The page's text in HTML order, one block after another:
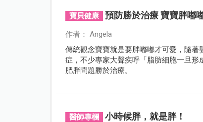
寶貝健康 預防勝於治療 寶寶胖嘟
作者： Angela
傳統觀念寶寶就是要胖嘟嘟才可愛，隨
症，不少專家大聲疾呼「脂肪細胞一旦
肥胖問題勝於治療。
醫師專欄 小時候胖，就是胖！